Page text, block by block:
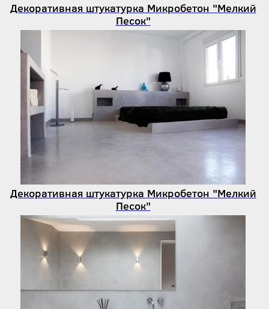
Декоративная штукатурка Микробетон "Мелкий
Песок"
Декоративная штукатурка Микробетон "Мелкий
Песок"